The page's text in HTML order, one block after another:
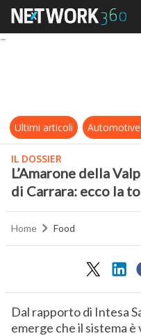
Ultimi articoli
IL DOSSIER
L’Amarone della
di Carrara: ecco la
Home Food
Dal rapporto di Intesa
emerge che il sistema